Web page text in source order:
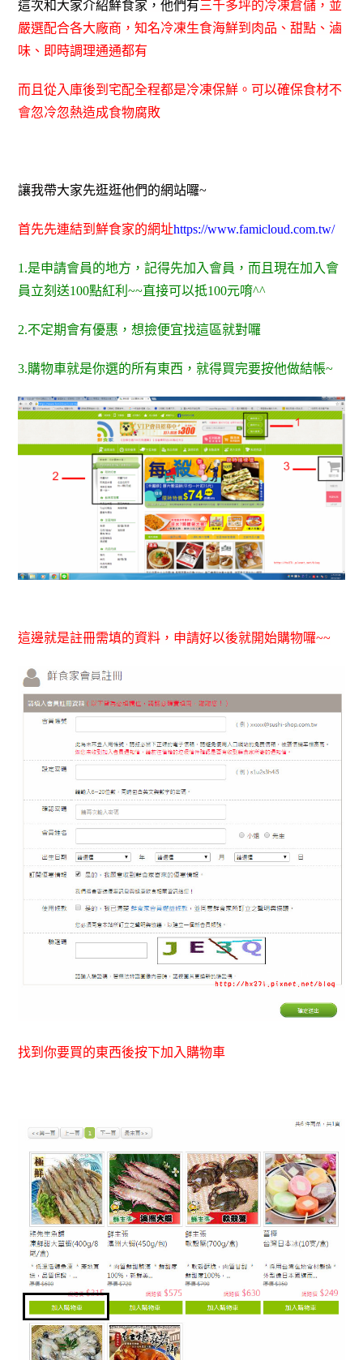
這次和大家介紹鮮食家，他們有三千多坪的冷凍倉儲，並
嚴選配合各大廠商，知名冷凍生食海鮮到肉品、甜點、滷
味、即時調理通通都有
而且從入庫後到宅配全程都是冷凍保鮮。可以確保食材不
會忽冷忽熱造成食物腐敗
讓我帶大家先逛逛他們的網站囉~
首先先連結到鮮食家的網址https://www.famicloud.com.tw/
1.是申請會員的地方，記得先加入會員，而且現在加入會
員立刻送100點紅利~~直接可以抵100元唷^^
2.不定期會有優惠，想撿便宜找這區就對囉
3.購物車就是你選的所有東西，就得買完要按他做結帳~
這邊就是註冊需填的資料，申請好以後就開始購物囉~~
找到你要買的東西後按下加入購物車